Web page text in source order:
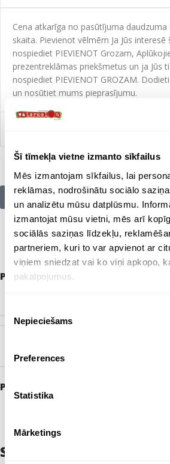
Šī tīmekļa vietne izmanto sīkfailus
Mēs izmantojam sīkfailus, lai
reklāmas, nodrošinātu sociālo
un analizētu mūsu datplūsmu.
izmantojat mūsu vietni, mēs arī
sociālās saziņas līdzekļu,
partneriem, kuri to var apvienot ar
viņiem sniedzat vai ko viņi apkopo,
pakalpojumus.
izvēle
Nepieciešams
Preferences
Statistika
Mārketings
Cena atkarīga no pasūtījuma daudzuma
skaita. Pievienot vēlmēm Ja Jūs
nospiediet PIEVIENOT Grozam,
prezentreklāmas priekšmetus un ja Jūs
nospiediet PIEVIENOT GROZAM.
un nosūtiet mums pieprasījumu.
Citu zīmolu
Papildu informācija
Preces pasūtīšana un piegāde
Saistītie produkti